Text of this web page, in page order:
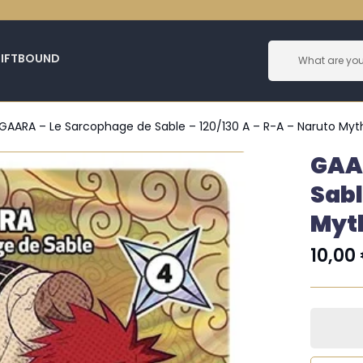
– Le Sarcophage de Sable – 120/130 A – R-A – Naruto
10,00